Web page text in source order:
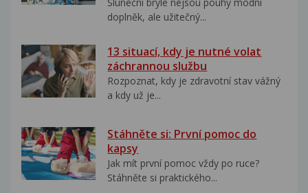
doplněk, ale užitečný...
13 situací, kdy je nutné volat
záchrannou službu
Rozpoznat, kdy je zdravotní stav vážný
a kdy už je...
Stáhněte si: První pomoc do
kapsy
Jak mít první pomoc vždy po ruce?
Stáhněte si praktického...